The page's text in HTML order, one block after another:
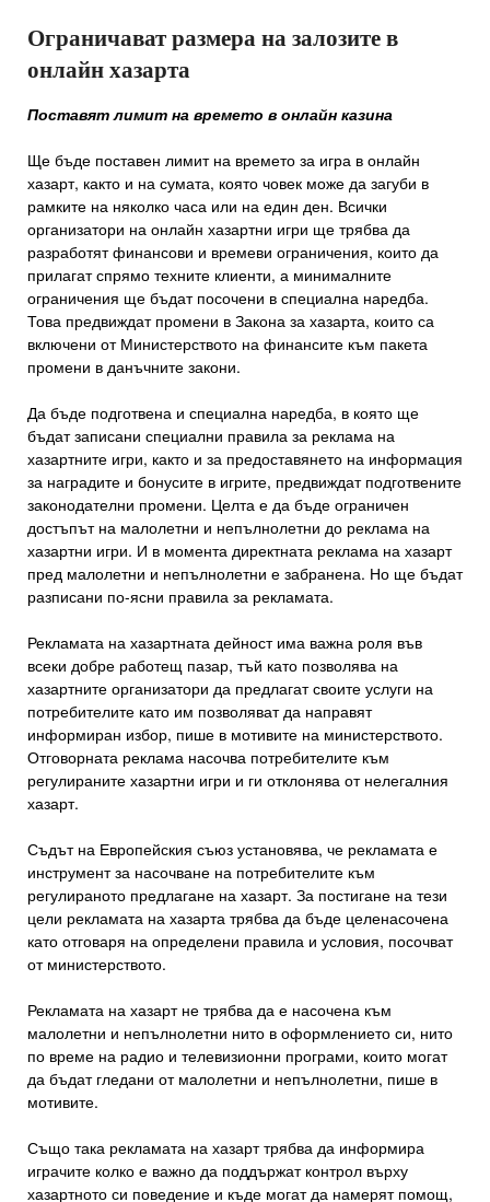
Ограничават размера на залозите в
онлайн хазарта
Поставят лимит на времето в онлайн казина
Ще бъде поставен лимит на времето за игра в онлайн
хазарт, както и на сумата, която човек може да загуби в
рамките на няколко часа или на един ден. Всички
организатори на онлайн хазартни игри ще трябва да
разработят финансови и времеви ограничения, които да
прилагат спрямо техните клиенти, а минималните
ограничения ще бъдат посочени в специална наредба.
Това предвиждат промени в Закона за хазарта, които са
включени от Министерството на финансите към пакета
промени в данъчните закони.
Да бъде подготвена и специална наредба, в която ще
бъдат записани специални правила за реклама на
хазартните игри, както и за предоставянето на информация
за наградите и бонусите в игрите, предвиждат подготвените
законодателни промени. Целта е да бъде ограничен
достъпът на малолетни и непълнолетни до реклама на
хазартни игри. И в момента директната реклама на хазарт
пред малолетни и непълнолетни е забранена. Но ще бъдат
разписани по-ясни правила за рекламата.
Рекламата на хазартната дейност има важна роля във
всеки добре работещ пазар, тъй като позволява на
хазартните организатори да предлагат своите услуги на
потребителите като им позволяват да направят
информиран избор, пише в мотивите на министерството.
Отговорната реклама насочва потребителите към
регулираните хазартни игри и ги отклонява от нелегалния
хазарт.
Съдът на Европейския съюз установява, че рекламата е
инструмент за насочване на потребителите към
регулираното предлагане на хазарт. За постигане на тези
цели рекламата на хазарта трябва да бъде целенасочена
като отговаря на определени правила и условия, посочват
от министерството.
Рекламата на хазарт не трябва да е насочена към
малолетни и непълнолетни нито в оформлението си, нито
по време на радио и телевизионни програми, които могат
да бъдат гледани от малолетни и непълнолетни, пише в
мотивите.
Също така рекламата на хазарт трябва да информира
играчите колко е важно да поддържат контрол върху
хазартното си поведение и къде могат да намерят помощ,